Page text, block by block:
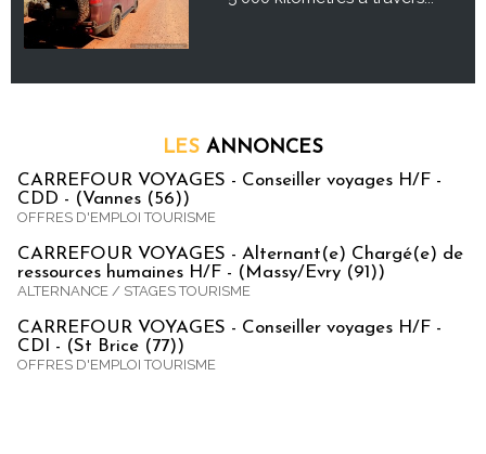
LES ANNONCES
CARREFOUR VOYAGES - Conseiller voyages H/F -
CDD - (Vannes (56))
OFFRES D'EMPLOI TOURISME
CARREFOUR VOYAGES - Alternant(e) Chargé(e) de
ressources humaines H/F - (Massy/Evry (91))
ALTERNANCE / STAGES TOURISME
CARREFOUR VOYAGES - Conseiller voyages H/F -
CDI - (St Brice (77))
OFFRES D'EMPLOI TOURISME